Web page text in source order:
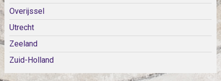
Overijssel
Utrecht
Zeeland
Zuid-Holland